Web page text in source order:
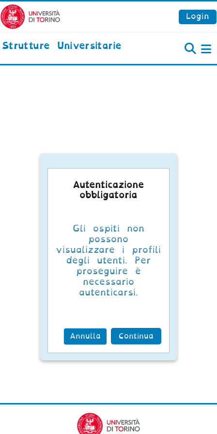
Vai al contenuto principale
Login
Strutture Universitarie
Autenticazione
obbligatoria
Gli ospiti non
possono
visualizzare i profili
degli utenti. Per
proseguire è
necessario
autenticarsi.
Annulla Continua